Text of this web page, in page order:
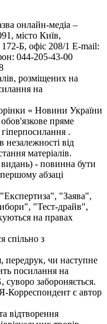
онлайн-медіа –
місто Київ,
Б, офіс 208/1 E-mail:
044-205-43-00
розміщених на
на
« Новини України
пряме
.
від
матеріалів.
видань) - повинна бути
абзаці
"Заява",
"Тест-драйв",
на правах
спільно з
передрук, чи наступне
посилання на
забороняється.
Корреспондент є автор
відтворення